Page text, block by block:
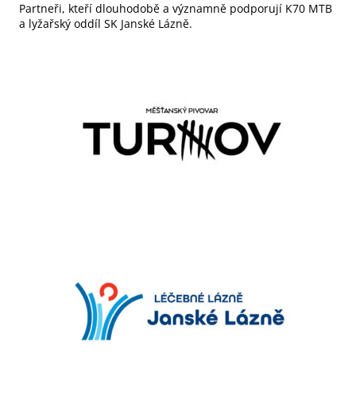
Partneři, kteří dlouhodobě a významně podporují K70 MTB
a lyžařský oddíl SK Janské Lázně.